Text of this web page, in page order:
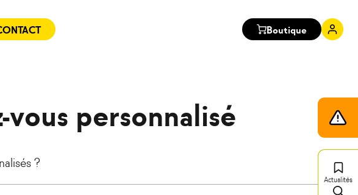
Boutique
Mon
vous personnalisé
?
Infos
trafic
Actualités